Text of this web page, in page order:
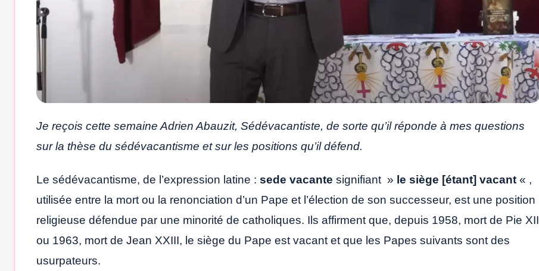
Je reçois cette semaine Adrien Abauzit, Sédévacantiste, de sorte qu’il réponde à mes questions
sur la thèse du sédévacantisme et sur les positions qu’il défend.
Le sédévacantisme, de l’expression latine : sede vacante signifiant » le siège [étant] vacant « ,
utilisée entre la mort ou la renonciation d’un Pape et l’élection de son successeur, est une position
religieuse défendue par une minorité de catholiques. Ils affirment que, depuis 1958, mort de Pie XII
ou 1963, mort de Jean XXIII, le siège du Pape est vacant et que les Papes suivants sont des
usurpateurs.